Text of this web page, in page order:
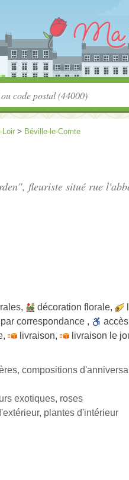
Loir > Béville-le-Comte
fleuriste situé rue
, décoration florale,
correspondance , accès
, livraison, livraison le
compositions
exotiques, roses
plantes d'intérieur